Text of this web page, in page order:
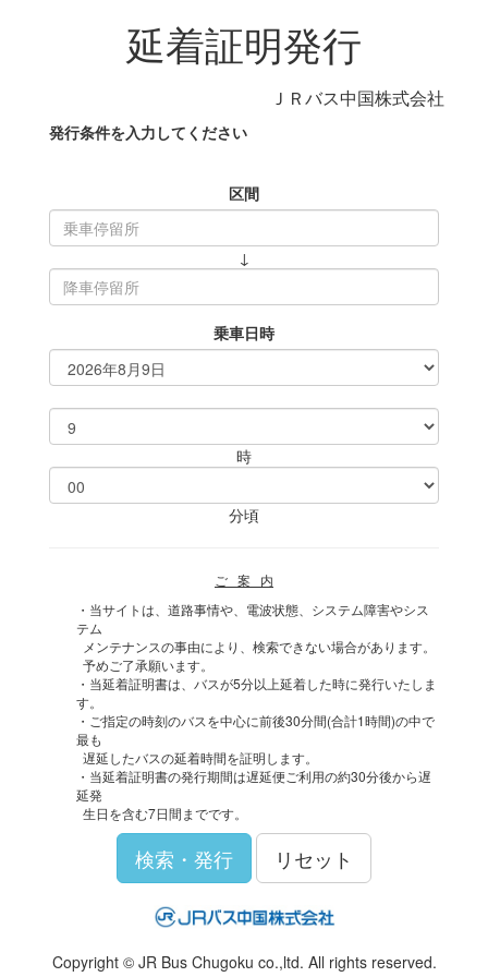
延着証明発行
ＪＲバス中国株式会社
発行条件を入力してください
区間
↓
乗車日時
時
分頃
ご 案 内
・当サイトは、道路事情や、電波状態、システム障害やシス
テム
メンテナンスの事由により、検索できない場合があります。
予めご了承願います。
・当延着証明書は、バスが5分以上延着した時に発行いたしま
す。
・ご指定の時刻のバスを中心に前後30分間(合計1時間)の中で
最も
遅延したバスの延着時間を証明します。
・当延着証明書の発行期間は遅延便ご利用の約30分後から遅
延発
生日を含む7日間までです。
検索・発行 リセット
Copyright © JR Bus Chugoku co.,ltd. All rights reserved.